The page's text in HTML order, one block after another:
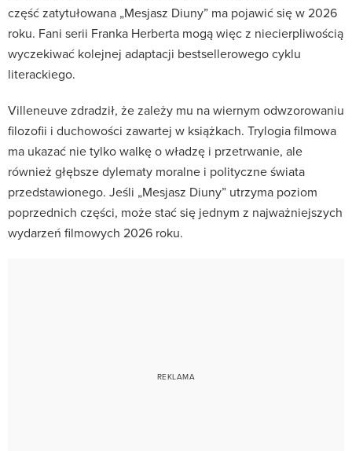
część zatytułowana „Mesjasz Diuny” ma pojawić się w 2026
roku. Fani serii Franka Herberta mogą więc z niecierpliwością
wyczekiwać kolejnej adaptacji bestsellerowego cyklu
literackiego.
Villeneuve zdradził, że zależy mu na wiernym odwzorowaniu
filozofii i duchowości zawartej w książkach. Trylogia filmowa
ma ukazać nie tylko walkę o władzę i przetrwanie, ale
również głębsze dylematy moralne i polityczne świata
przedstawionego. Jeśli „Mesjasz Diuny” utrzyma poziom
poprzednich części, może stać się jednym z najważniejszych
wydarzeń filmowych 2026 roku.